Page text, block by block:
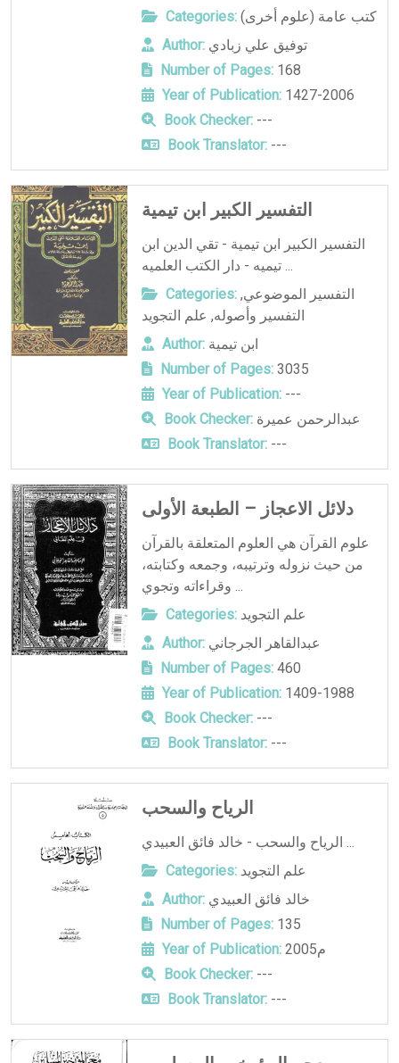
Categories: كتب عامة (علوم أخرى)
Author: توفيق علي زبادي
Number of Pages:168
Year of Publication:1427-2006
Book Checker:---
Book Translator:---
التفسير الكبير ابن تيمية
التفسير الكبير ابن تيمية - تقي الدين ابن
تيميه - دار الكتب العلميه ...
Categories: التفسير الموضوعي,
التفسير وأصوله, علم التجويد
Author: ابن تيمية
Number of Pages:3035
Year of Publication:---
Book Checker: عبدالرحمن عميرة
Book Translator:---
دلائل الاعجاز – الطبعة الأولى
علوم القرآن هي العلوم المتعلقة بالقرآن
من حيث نزوله وترتيبه، وجمعه وكتابته،
وقراءاته وتجوي ...
Categories: علم التجويد
Author: عبدالقاهر الجرجاني
Number of Pages:460
Year of Publication:1409-1988
Book Checker:---
Book Translator:---
الرياح والسحب
الرياح والسحب - خالد فائق العبيدي ...
Categories: علم التجويد
Author: خالد فائق العبيدي
Number of Pages:135
Year of Publication:
2005م
Book Checker:---
Book Translator:---